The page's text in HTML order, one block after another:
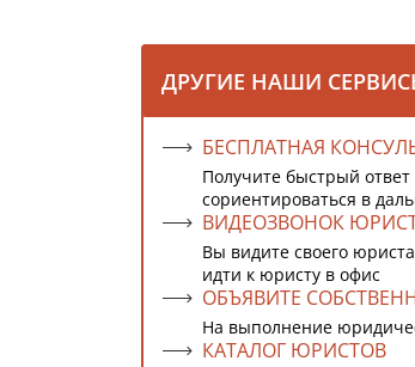
ДРУГИЕ НАШИ
БЕСПЛАТНАЯ
Получите быстрый
сориентироваться в
ВИДЕОЗВОНОК
Вы видите своего
идти к юристу в офис
ОБЪЯВИТЕ
На выполнение
КАТАЛОГ ЮРИСТОВ